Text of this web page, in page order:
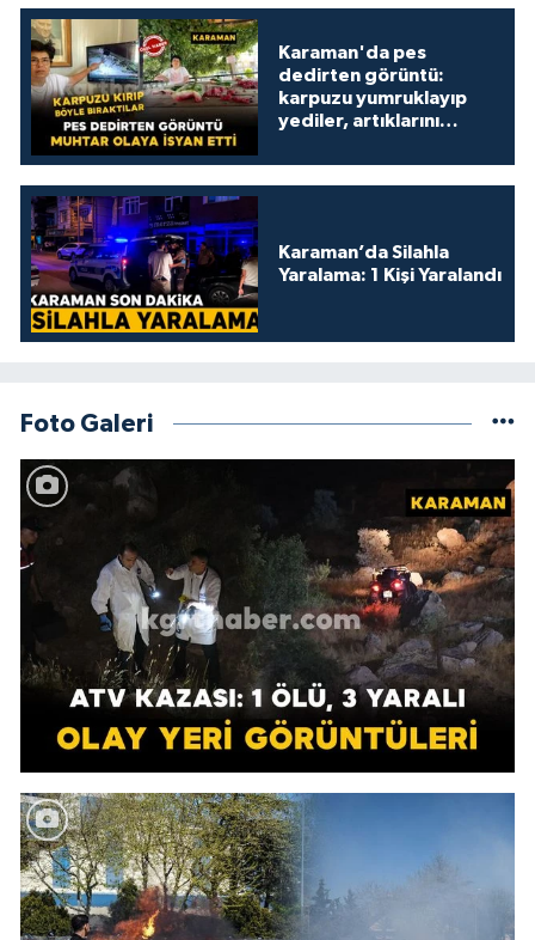
Karaman'da pes
dedirten görüntü:
karpuzu yumruklayıp
yediler, artıklarını
Karaman’da Silahla
Yaralama: 1 Kişi Yaralandı
Foto Galeri